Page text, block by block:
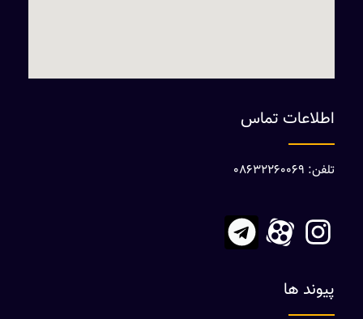
اطلاعات تماس
تلفن: 08632260069
پیوند ها